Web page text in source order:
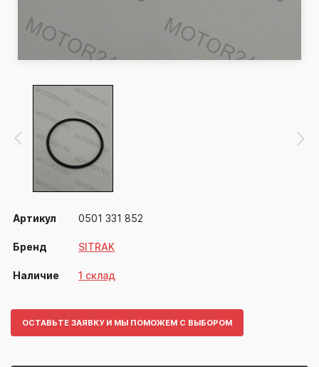
Артикул 0501 331 852
Бренд SITRAK
Наличие 1 склад
ОСТАВЬТЕ ЗАЯВКУ И МЫ ПОМОЖЕМ С ВЫБОРОМ